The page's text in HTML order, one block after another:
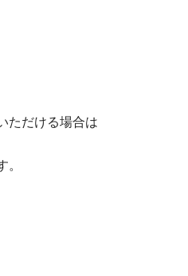
ただける場合は
。